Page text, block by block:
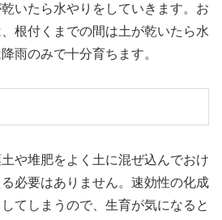
いたら水やりをしていきます。お
根付くまでの間は土が乾いたら水
雨のみで十分育ちます。
や堆肥をよく土に混ぜ込んでおけ
必要はありません。速効性の化成
てしまうので、生育が気になると